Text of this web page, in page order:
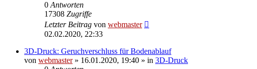
0 Antworten
17308 Zugriffe
Letzter Beitrag von webmaster
02.02.2020, 22:33
3D-Druck: Geruchverschluss für Bodenablauf
von webmaster» 16.01.2020, 19:40 » in 3D-Druck